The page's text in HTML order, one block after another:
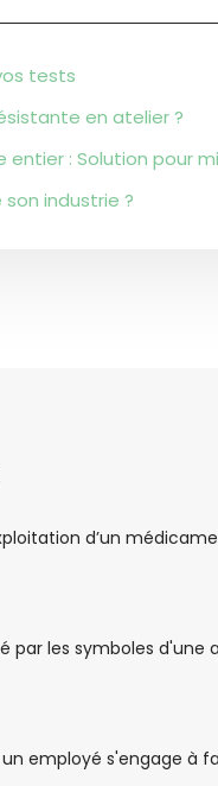
tests
en atelier ?
: Solution pour
industrie ?
d’un
les symboles
employé s'engage